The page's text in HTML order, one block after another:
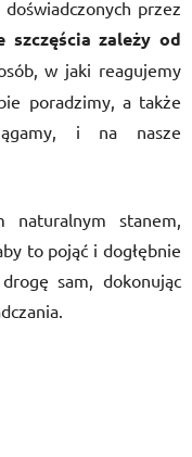
przez
szczęścia zależy od
w jaki reagujemy
poradzimy, a także
i na nasze
naturalnym stanem,
to pojąć i dogłębnie
sam, dokonując